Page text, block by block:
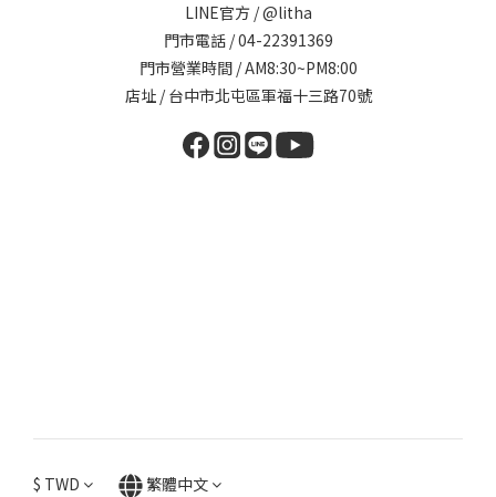
LINE官方 /@litha
門市電話 / 04-22391369
門市營業時間 / AM8:30~PM8:00
店址 / 台中市北屯區軍福十三路70號
$ TWD 繁體中文